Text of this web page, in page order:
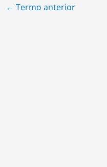
← Termo anterior